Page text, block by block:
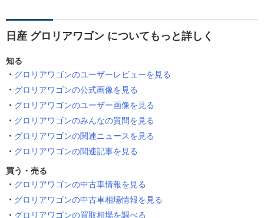
日産 グロリアワゴン についてもっと詳しく
知る
グロリアワゴンのユーザーレビューを見る
グロリアワゴンの公式画像を見る
グロリアワゴンのユーザー画像を見る
グロリアワゴンのみんなの質問を見る
グロリアワゴンの関連ニュースを見る
グロリアワゴンの関連記事を見る
買う・売る
グロリアワゴンの中古車情報を見る
グロリアワゴンの中古車相場情報を見る
グロリアワゴンの買取相場を調べる